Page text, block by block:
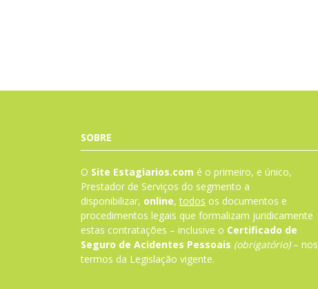
SOBRE
O Site Estagiarios.com é o primeiro, e único,
Prestador de Serviços do segmento a
disponibilizar, online,todos os documentos e
procedimentos legais que formalizam juridicamente
estas contratações – inclusive o Certificado de
Seguro de Acidentes Pessoais (obrigatório)– nos
termos da Legislação vigente.